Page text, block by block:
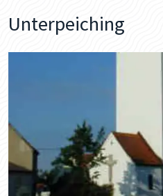
Unterpeiching